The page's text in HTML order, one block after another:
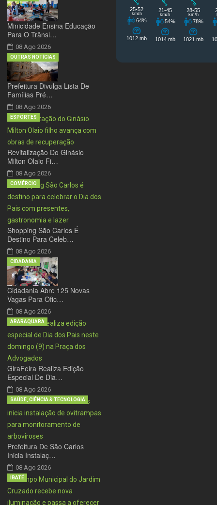
Minicidade Ensina Educação
Para O Trânsi…
08 Ago 2026
Prefeitura Divulga Lista De
Famílias Pré…
08 Ago 2026
OUTRAS NOTÍCIAS
Revitalização Do Ginásio
Milton Olaio Fi…
08 Ago 2026
ESPORTES
Shopping São Carlos É
Destino Para Celeb…
08 Ago 2026
COMÉRCIO
Cidadania Abre 125 Novas
Vagas Para Ofic…
08 Ago 2026
CIDADANIA
GiraFeira Realiza Edição
Especial De Dia…
08 Ago 2026
ARARAQUARA
Prefeitura De São Carlos
Inicia Instalaç…
08 Ago 2026
SAÚDE, CIÊNCIA & TECNOLOGIA
IBATÉ